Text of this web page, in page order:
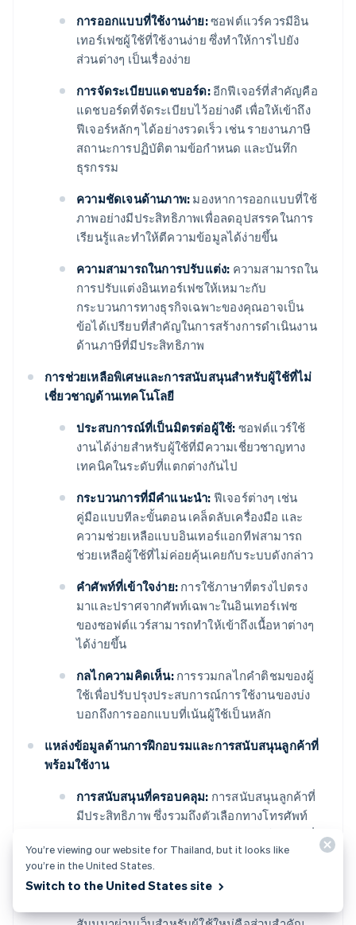
การออกแบบที่ใช้งานง่าย:ซอฟต์แวร์ควรมีอิน
เทอร์เฟซผู้ใช้ที่ใช้งานง่าย ซึ่งทําให้การไปยัง
ส่วนต่างๆ เป็นเรื่องง่าย
การจัดระเบียบแดชบอร์ด:อีกฟีเจอร์ที่สําคัญคือ
แดชบอร์ดที่จัดระเบียบไว้อย่างดี เพื่อให้เข้าถึง
ฟีเจอร์หลักๆ ได้อย่างรวดเร็ว เช่น รายงานภาษี
สถานะการปฏิบัติตามข้อกําหนด และบันทึก
ธุรกรรม
ความชัดเจนด้านภาพ: มองหาการออกแบบที่ใช้
ภาพอย่างมีประสิทธิภาพเพื่อลดอุปสรรคในการ
เรียนรู้และทำให้ตีความข้อมูลได้ง่ายขึ้น
ความสามารถในการปรับแต่ง: ความสามารถใน
การปรับแต่งอินเทอร์เฟซให้เหมาะกับ
กระบวนการทางธุรกิจเฉพาะของคุณอาจเป็น
ข้อได้เปรียบที่สําคัญในการสร้างการดําเนินงาน
ด้านภาษีที่มีประสิทธิภาพ
การช่วยเหลือพิเศษและการสนับสนุนสําหรับผู้ใช้ที่ไม่
เชี่ยวชาญด้านเทคโนโลยี
ประสบการณ์ที่เป็นมิตรต่อผู้ใช้: ซอฟต์แวร์ใช้
งานได้ง่ายสําหรับผู้ใช้ที่มีความเชี่ยวชาญทาง
เทคนิคในระดับที่แตกต่างกันไป
กระบวนการที่มีคำแนะนํา: ฟีเจอร์ต่างๆ เช่น
คู่มือแบบทีละขั้นตอน เคล็ดลับเครื่องมือ และ
ความช่วยเหลือแบบอินเทอร์แอกทีฟสามารถ
ช่วยเหลือผู้ใช้ที่ไม่ค่อยคุ้นเคยกับระบบดังกล่าว
คําศัพท์ที่เข้าใจง่าย: การใช้ภาษาที่ตรงไปตรง
มาและปราศจากศัพท์เฉพาะในอินเทอร์เฟซ
ของซอฟต์แวร์สามารถทำให้เข้าถึงเนื้อหาต่างๆ
ได้ง่ายขึ้น
กลไกความคิดเห็น:การรวมกลไกคําติชมของผู้
ใช้เพื่อปรับปรุงประสบการณ์การใช้งานของบ่ง
บอกถึงการออกแบบที่เน้นผู้ใช้เป็นหลัก
แหล่งข้อมูลด้านการฝึกอบรมและการสนับสนุนลูกค้าที่
พร้อมใช้งาน
การสนับสนุนที่ครอบคลุม: การสนับสนุนลูกค้าที่
มีประสิทธิภาพ ซึ่งรวมถึงตัวเลือกทางโทรศัพท์
เกิดปัญหาด้านภาษีหรือกรณีฉุกเฉิน
เนื้อหาการฝึกอบรม:เอกสารประกอบแบบ
You’re viewing our website for Thailand, but it looks like
you’re in the United States.
Switch to the United States site